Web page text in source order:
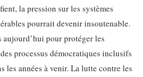
la pression sur les systèmes
pourrait devenir insoutenable.
aujourd’hui pour protéger les
processus démocratiques inclusifs
les années à venir. La lutte contre les